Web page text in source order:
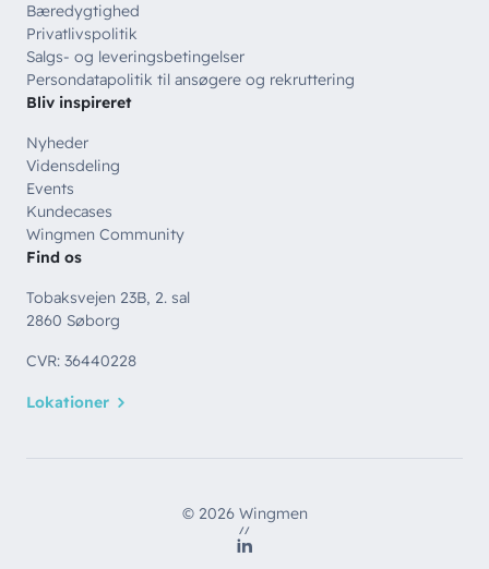
Bæredygtighed
Privatlivspolitik
Salgs- og leveringsbetingelser
Persondatapolitik til ansøgere og rekruttering
Bliv inspireret
Nyheder
Vidensdeling
Events
Kundecases
Wingmen Community
Find os
Tobaksvejen 23B, 2. sal
2860 Søborg
CVR: 36440228
Lokationer
© 2026 Wingmen
//